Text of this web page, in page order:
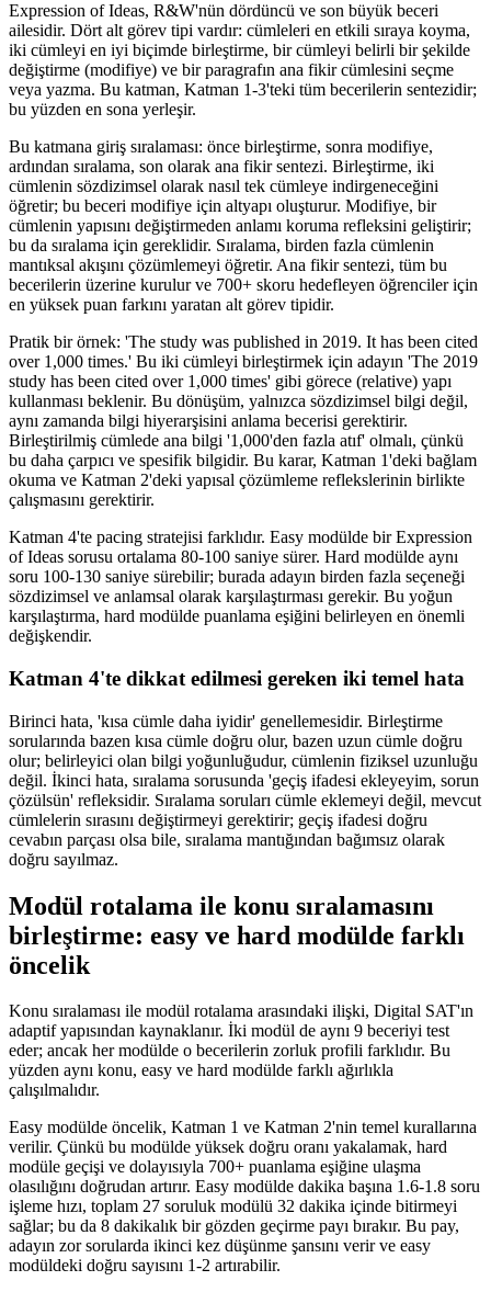
Expression of Ideas, R&W'nün dördüncü ve son büyük beceri
ailesidir. Dört alt görev tipi vardır: cümleleri en etkili sıraya koyma,
iki cümleyi en iyi biçimde birleştirme, bir cümleyi belirli bir şekilde
değiştirme (modifiye) ve bir paragrafın ana fikir cümlesini seçme
veya yazma. Bu katman, Katman 1-3'teki tüm becerilerin sentezidir;
bu yüzden en sona yerleşir.
Bu katmana giriş sıralaması: önce birleştirme, sonra modifiye,
ardından sıralama, son olarak ana fikir sentezi. Birleştirme, iki
cümlenin sözdizimsel olarak nasıl tek cümleye indirgeneceğini
öğretir; bu beceri modifiye için altyapı oluşturur. Modifiye, bir
cümlenin yapısını değiştirmeden anlamı koruma refleksini geliştirir;
bu da sıralama için gereklidir. Sıralama, birden fazla cümlenin
mantıksal akışını çözümlemeyi öğretir. Ana fikir sentezi, tüm bu
becerilerin üzerine kurulur ve 700+ skoru hedefleyen öğrenciler için
en yüksek puan farkını yaratan alt görev tipidir.
Pratik bir örnek: 'The study was published in 2019. It has been cited
over 1,000 times.' Bu iki cümleyi birleştirmek için adayın 'The 2019
study has been cited over 1,000 times' gibi görece (relative) yapı
kullanması beklenir. Bu dönüşüm, yalnızca sözdizimsel bilgi değil,
aynı zamanda bilgi hiyerarşisini anlama becerisi gerektirir.
Birleştirilmiş cümlede ana bilgi '1,000'den fazla atıf' olmalı, çünkü
bu daha çarpıcı ve spesifik bilgidir. Bu karar, Katman 1'deki bağlam
okuma ve Katman 2'deki yapısal çözümleme reflekslerinin birlikte
çalışmasını gerektirir.
Katman 4'te pacing stratejisi farklıdır. Easy modülde bir Expression
of Ideas sorusu ortalama 80-100 saniye sürer. Hard modülde aynı
soru 100-130 saniye sürebilir; burada adayın birden fazla seçeneği
sözdizimsel ve anlamsal olarak karşılaştırması gerekir. Bu yoğun
karşılaştırma, hard modülde puanlama eşiğini belirleyen en önemli
değişkendir.
Katman 4'te dikkat edilmesi gereken iki temel hata
Birinci hata, 'kısa cümle daha iyidir' genellemesidir. Birleştirme
sorularında bazen kısa cümle doğru olur, bazen uzun cümle doğru
olur; belirleyici olan bilgi yoğunluğudur, cümlenin fiziksel uzunluğu
değil. İkinci hata, sıralama sorusunda 'geçiş ifadesi ekleyeyim, sorun
çözülsün' refleksidir. Sıralama soruları cümle eklemeyi değil, mevcut
cümlelerin sırasını değiştirmeyi gerektirir; geçiş ifadesi doğru
cevabın parçası olsa bile, sıralama mantığından bağımsız olarak
doğru sayılmaz.
Modül rotalama ile konu sıralamasını
birleştirme: easy ve hard modülde farklı
öncelik
Konu sıralaması ile modül rotalama arasındaki ilişki, Digital SAT'ın
adaptif yapısından kaynaklanır. İki modül de aynı 9 beceriyi test
eder; ancak her modülde o becerilerin zorluk profili farklıdır. Bu
yüzden aynı konu, easy ve hard modülde farklı ağırlıkla
çalışılmalıdır.
Easy modülde öncelik, Katman 1 ve Katman 2'nin temel kurallarına
verilir. Çünkü bu modülde yüksek doğru oranı yakalamak, hard
modüle geçişi ve dolayısıyla 700+ puanlama eşiğine ulaşma
olasılığını doğrudan artırır. Easy modülde dakika başına 1.6-1.8 soru
işleme hızı, toplam 27 soruluk modülü 32 dakika içinde bitirmeyi
sağlar; bu da 8 dakikalık bir gözden geçirme payı bırakır. Bu pay,
adayın zor sorularda ikinci kez düşünme şansını verir ve easy
modüldeki doğru sayısını 1-2 artırabilir.